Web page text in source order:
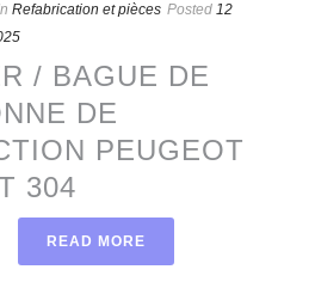
Refabrication et pièces Posted 12
/ BAGUE DE
DE
PEUGEOT
304
READ MORE